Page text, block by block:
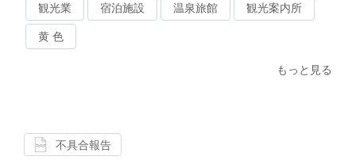
観光業 宿泊施設 温泉旅館 観光案内所
黄 色
もっと見る
不具合報告